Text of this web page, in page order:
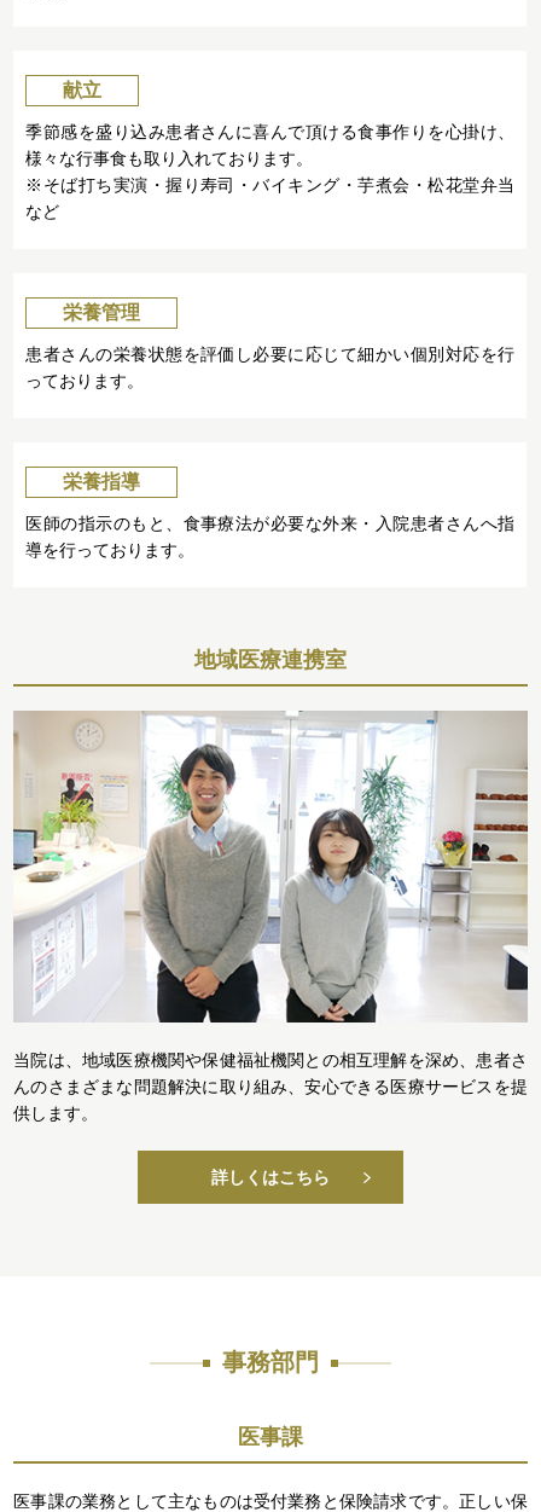
献立
季節感を盛り込み患者さんに喜んで頂ける食事作りを心掛け、
様々な行事食も取り入れております。
※そば打ち実演・握り寿司・バイキング・芋煮会・松花堂弁当
など
栄養管理
患者さんの栄養状態を評価し必要に応じて細かい個別対応を行
っております。
栄養指導
医師の指示のもと、食事療法が必要な外来・入院患者さんへ指
導を行っております。
地域医療連携室
当院は、地域医療機関や保健福祉機関との相互理解を深め、患者さ
んのさまざまな問題解決に取り組み、安心できる医療サービスを提
供します。
詳しくはこちら
事務部門
医事課
医事課の業務として主なものは受付業務と保険請求です。正しい保